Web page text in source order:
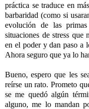
práctica se traduce en
barbaridad (como si
evolución de las
situaciones de stress que
en el poder y dan paso a
Ahora seguro que ya lo
Bueno, espero que les
reírse un rato. Prometo
se me quedó algún
alguno, me lo mandan